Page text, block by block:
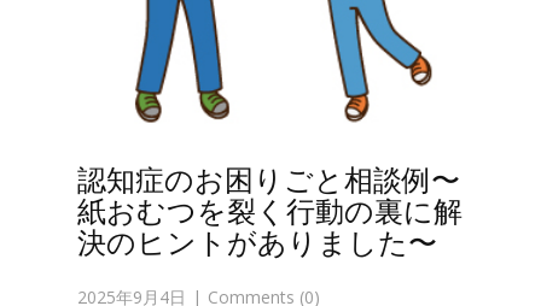
認知症のお困りごと相談例〜
紙おむつを裂く行動の裏に解
決のヒントがありました〜
2025年9月4日 Comments (0)